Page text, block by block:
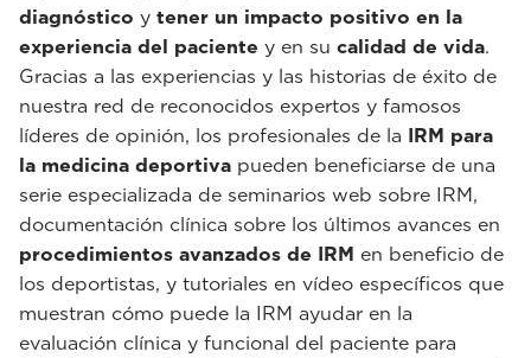
diagnóstico y tener un impacto positivo en la
experiencia del paciente y en su calidad de vida.
Gracias a las experiencias y las historias de éxito de
nuestra red de reconocidos expertos y famosos
líderes de opinión, los profesionales de la IRM para
la medicina deportiva pueden beneficiarse de una
serie especializada de seminarios web sobre IRM,
documentación clínica sobre los últimos avances en
procedimientos avanzados de IRM en beneficio de
los deportistas, y tutoriales en vídeo específicos que
muestran cómo puede la IRM ayudar en la
evaluación clínica y funcional del paciente para